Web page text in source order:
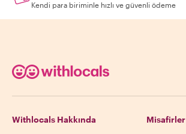
Kendi para biriminle hızlı ve güvenli ödeme
Withlocals Hakkında Misafirler